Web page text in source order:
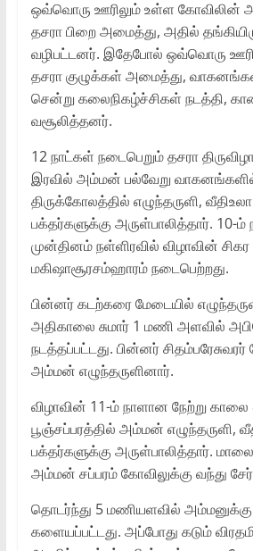
ஒவ்வொரு ஊரிலும் உள்ள கோவிலின்
தசரா பிறை அமைத்து, அதில்
வழிபட்டனர். இதேபோல் ஒவ்வொரு
தசரா குழுக்கள் அமைத்து,
சென்று கலைநிகழ்ச்சிகள் நடத்தி,
வசூலித்தனர்.
12 நாட்கள் நடைபெறும் தசரா
இரவில் அம்மன் பல்வேறு
திருக்கோலத்தில் எழுந்தருளி,
பக்தர்களுக்கு அருள்பாலித்தார். 10-ம்
முன்தினம் நள்ளிரவில் விழாவின்
மகிஷாசூரசம்ஹாரம் நடைபெற்றது.
பின்னர் கடற்கரை மேடையில்
அதிகாலை சுமார் 1 மணி அளவில்
நடத்தப்பட்டது. பின்னர்
அம்மன் எழுந்தருளினார்.
விழாவின் 11-ம் நாளான நேற்று
பூஞ்சப்பரத்தில் அம்மன் எழுந்தருளி,
பக்தர்களுக்கு அருள்பாலித்தார்.
அம்மன் சப்பரம் கோவிலுக்கு வந்து
தொடர்ந்து 5 மணியளவில் அம்மனுக்கு
களையப்பட்டது. அப்போது கடும்